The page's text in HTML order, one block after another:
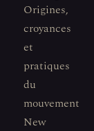
Origines,
croyances
et
pratiques
du
mouvement
New